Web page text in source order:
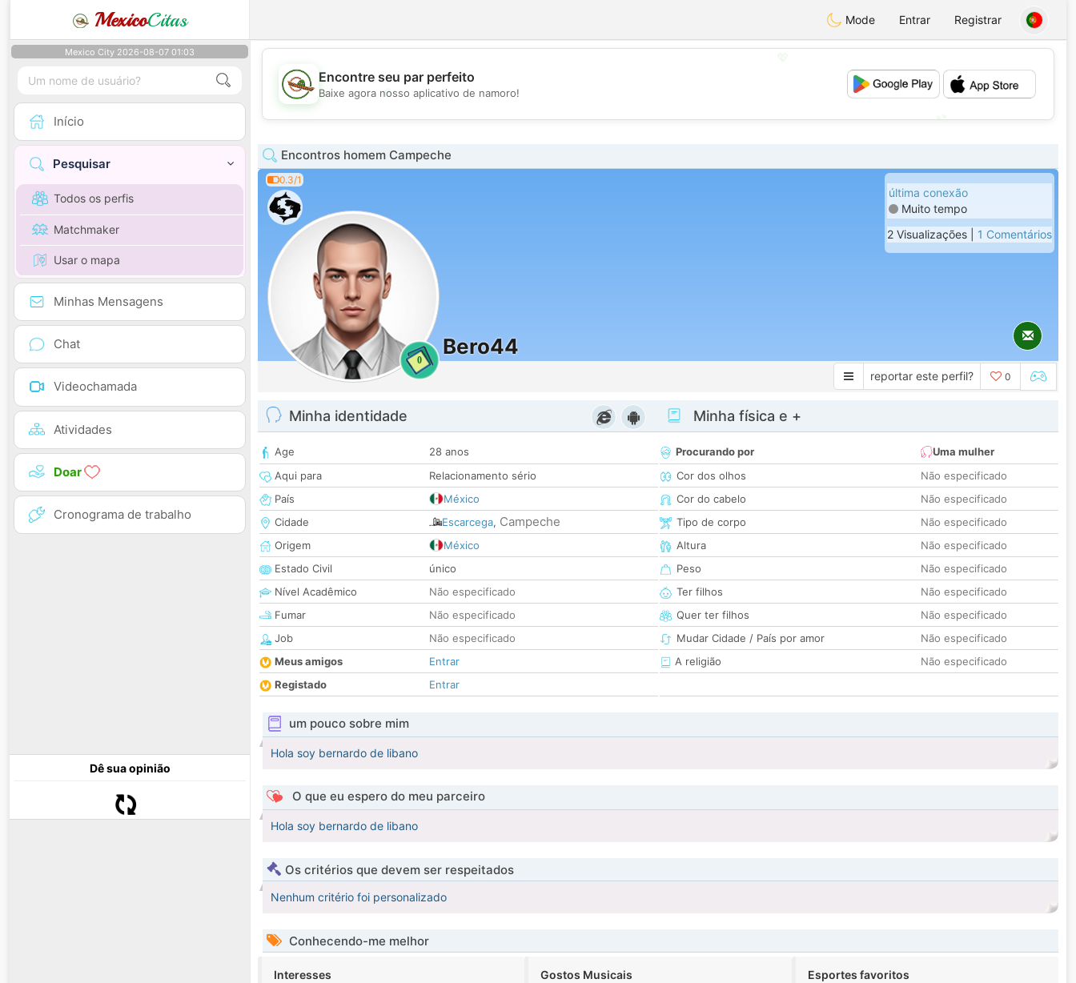
MexicoCitas Mode Entrar Registrar
Mexico City 2026-08-07 01:03
Início
Pesquisar
Todos os perfis
Matchmaker
Usar o mapa
Minhas Mensagens
Chat
Videochamada
Atividades
Doar
Cronograma de trabalho
Dê sua opinião
💕
Encontre seu par perfeito
Baixe agora nosso aplicativo de namoro!
Encontros homem Campeche
0.3/1
0
Bero44
última conexão
Muito tempo
2 Visualizações | 1 Comentários
reportar este perfil? 0
Minha identidade
Age
28 anos
Aqui para
Relacionamento sério
País
México
Cidade
Escarcega, Campeche
Origem
México
Estado Civil
único
Nível Acadêmico
Não especificado
Fumar
Não especificado
Job
Não especificado
Meus amigos
Entrar
Registado
Entrar
Minha física e +
Procurando por
Uma mulher
Cor dos olhos
Não especificado
Cor do cabelo
Não especificado
Tipo de corpo
Não especificado
Altura
Não especificado
Peso
Não especificado
Ter filhos
Não especificado
Quer ter filhos
Não especificado
Mudar Cidade / País por amor
Não especificado
A religião
Não especificado
um pouco sobre mim
Hola soy bernardo de libano
O que eu espero do meu parceiro
Hola soy bernardo de libano
Os critérios que devem ser respeitados
Nenhum critério foi personalizado
Conhecendo-me melhor
Interesses Gostos Musicais Esportes favoritos